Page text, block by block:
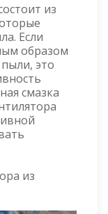
из
Если
образом
это
смазка
из